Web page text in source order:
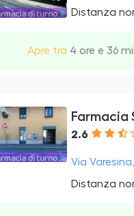
Distanza
Apre tra 4 ore e 36
Farmacia
2.6
Via
Distanza